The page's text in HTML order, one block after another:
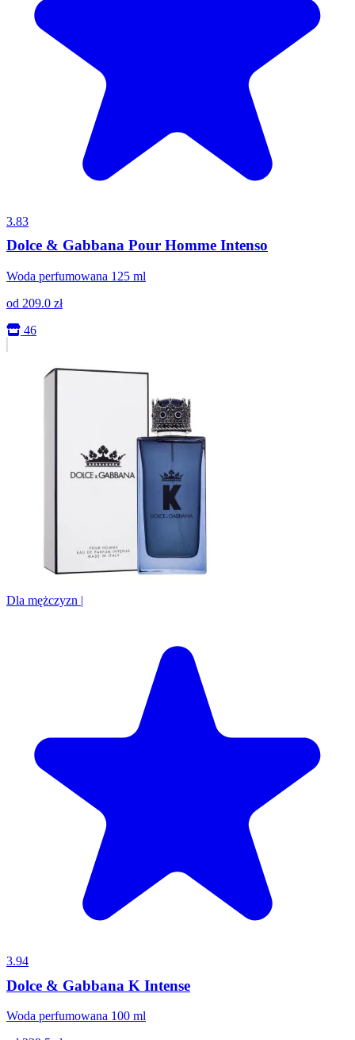
3.83
Dolce & Gabbana Pour Homme Intenso
Woda perfumowana 125 ml
od 209.0 zł
46
Dla mężczyzn |
3.94
Dolce & Gabbana K Intense
Woda perfumowana 100 ml